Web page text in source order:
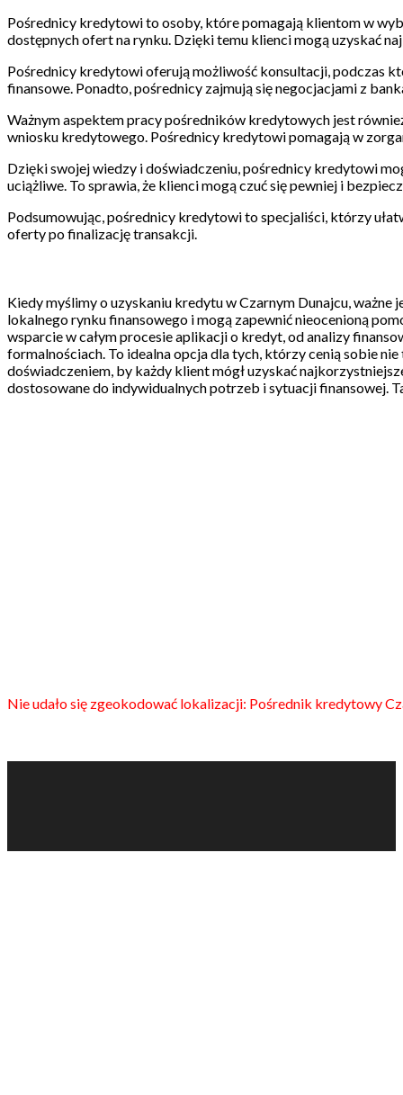
Pośrednicy kredytowi to osoby, które pomagają klientom w
dostępnych ofert na rynku. Dzięki temu klienci mogą uzyskać
Pośrednicy kredytowi oferują możliwość konsultacji, podczas
finansowe. Ponadto, pośrednicy zajmują się negocjacjami z
Ważnym aspektem pracy pośredników kredytowych jest
wniosku kredytowego. Pośrednicy kredytowi pomagają w
Dzięki swojej wiedzy i doświadczeniu, pośrednicy kredytowi
uciążliwe. To sprawia, że klienci mogą czuć się pewniej i
Podsumowując, pośrednicy kredytowi to specjaliści, którzy
oferty po finalizację transakcji.
Kiedy myślimy o uzyskaniu kredytu w Czarnym Dunajcu,
lokalnego rynku finansowego i mogą zapewnić nieocenioną
wsparcie w całym procesie aplikacji o kredyt, od analizy
formalnościach. To idealna opcja dla tych, którzy cenią sobie
doświadczeniem, by każdy klient mógł uzyskać
dostosowane do indywidualnych potrzeb i sytuacji finansowej.
Nie udało się zgeokodować lokalizacji: Pośrednik kredytowy